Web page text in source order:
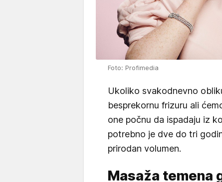
Foto: Profimedia
Ukoliko svakodnevno
besprekornu frizuru ali
one počnu da ispadaju iz
potrebno je dve do tri
prirodan volumen.
Masaža temena